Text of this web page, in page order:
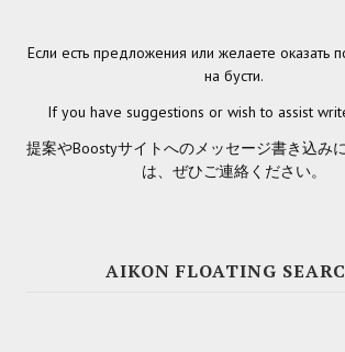
Star Wars Jedi Knight: Dark Force II
Star Wars Knights of the Old Republic 2
Если есть предложения или желаете оказать
на бусти.
If you have suggestions or wish to assist
提案やBoostyサイトへのメッセージ書き込み
は、ぜひご連絡ください。
AIKON FLOATING